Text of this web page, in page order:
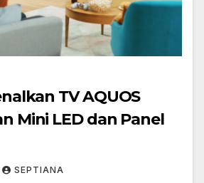
TV AQUOS
Mini LED dan Panel
SEPTIANA